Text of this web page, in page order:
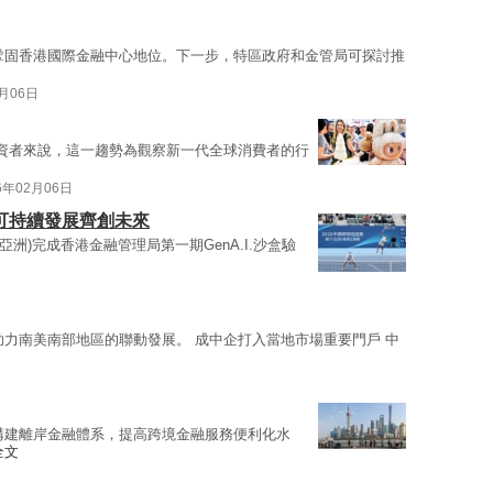
固香港國際金融中心地位。下一步，特區政府和金管局可探討推
06日
者來說，這一趨勢為觀察新一代全球消費者的行
02月06日
持續發展齊創未來
洲)完成香港金融管理局第一期GenA.I.沙盒驗
力南美南部地區的聯動發展。 成中企打入當地市場重要門戶 中
建離岸金融體系，提高跨境金融服務便利化水
文